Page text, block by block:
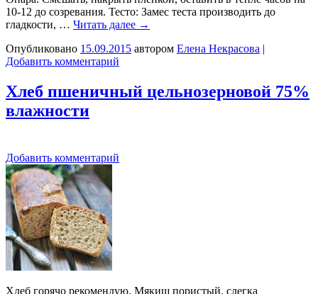
10-12 до созревания. Тесто: Замес теста производить до
гладкости, … Читать далее →
Опубликовано 15.09.2015 автором Елена Некрасова |
Добавить комментарий
Хлеб пшеничный цельнозерновой 75%
влажности
Добавить комментарий
Хлеб горячо рекомендую. Мякиш пористый, слегка